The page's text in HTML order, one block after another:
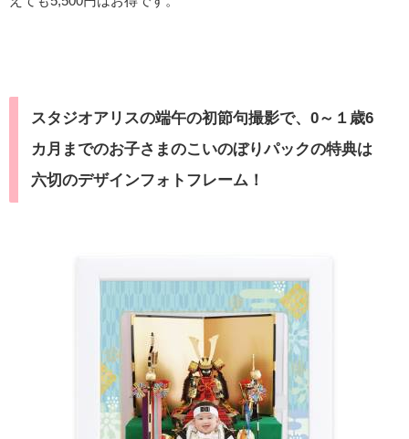
スタジオアリスの端午の初節句撮影で、0～１歳6
カ月までのお子さまのこいのぼりパックの特典は
六切のデザインフォトフレーム！